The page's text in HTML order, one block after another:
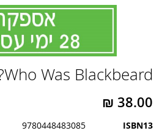
Who Was Blackbeard?
ISBN13
9780448483085
להתחלה
גלריית
תמונות